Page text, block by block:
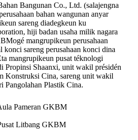
Bangunan Co., Ltd. (salajengna
bahan wangunan anyar
sareng diadegkeun ku
hiji badan usaha milik nagara
ogé mangrupikeun perusahaan
sareng perusahaan konci dina
mangrupikeun pusat téknologi
Propinsi Shaanxi, unit wakil présidén
Konstruksi Cina, sareng unit wakil
Pangolahan Plastik Cina.